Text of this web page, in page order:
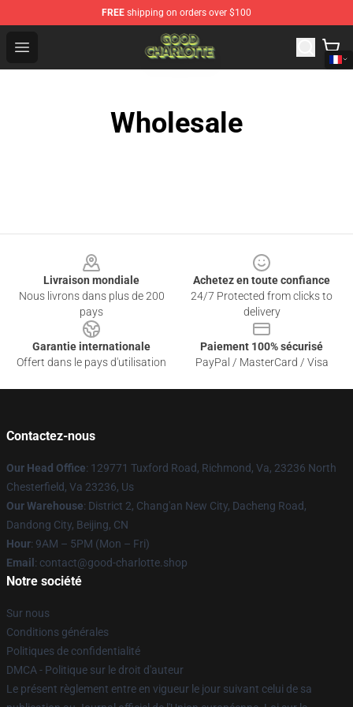
FREE shipping on orders over $100
Open menu
Good Charlotte Store - Official Good Charlotte
Wholesale
Livraison mondiale
Nous livrons dans plus de 200
pays
Achetez en toute confiance
24/7 Protected from clicks to
delivery
Garantie internationale
Offert dans le pays d'utilisation
Paiement 100% sécurisé
PayPal / MasterCard / Visa
Contactez-nous
Our Head Office: 129771 Tuxford Road, Richmond, Va, 23236 North
Chesterfield, Va 23236, Us
Our Warehouse: District 2, Chang'an New City, Dacheng Road,
Dandong City, Beijing, CN
Hour: 9AM – 5PM (Mon – Fri)
Email : contact@good-charlotte.shop
Notre société
Sur nous
Conditions générales
Politiques de confidentialité
DMCA - Politique sur le droit d'auteur
Le présent règlement entre en vigueur le jour suivant celui de sa